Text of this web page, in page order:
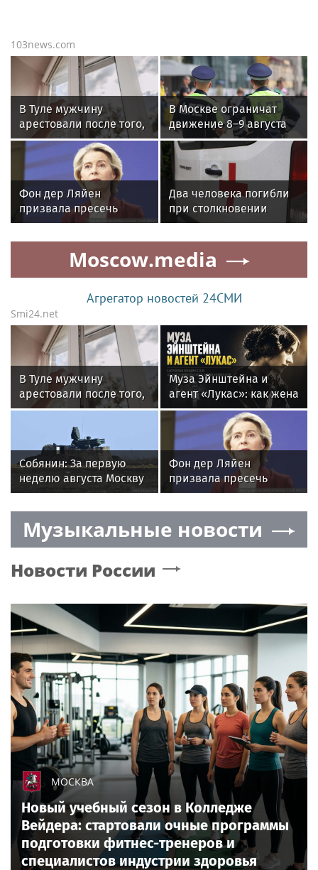
103news.com
В Туле мужчину
арестовали после того,
как его гостья выпала
из окна и не выжила
В Москве ограничат
движение 8–9 августа
из-за триатлона и
концерта
Фон дер Ляйен
призвала пресечь
доходы России
Два человека погибли
при столкновении
моторных лодок на
Волге в Самарской
области
Moscow.media
Агрегатор новостей 24СМИ
Smi24.net
В Туле мужчину
арестовали после того,
как его гостья выпала
Муза Эйнштейна и
агент «Лукас»: как жена
скульптора Коненкова
покорила Нью-Йорк, но
осталась беззащитной
в Москве
Собянин: За первую
неделю августа Москву
пытались атаковать
Фон дер Ляйен
призвала пресечь
доходы России
Музыкальные новости
Новости России
МОСКВА
Новый учебный сезон в Колледже
Вейдера: стартовали очные программы
подготовки фитнес-тренеров и
специалистов индустрии здоровья